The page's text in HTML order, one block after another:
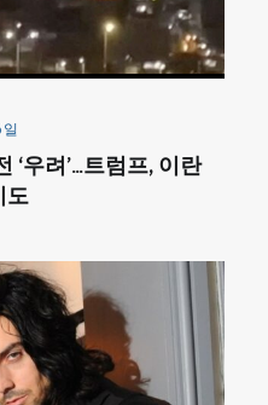
우려’…트럼프, 이란
도